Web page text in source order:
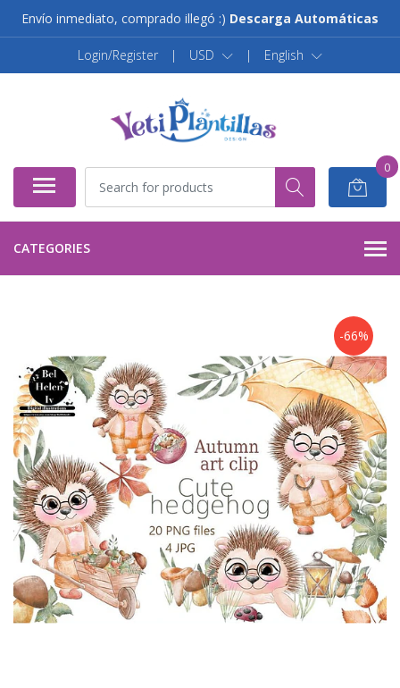
Envío inmediato, comprado illegó :) Descarga Automáticas
Login/Register | USD | English
0
CATEGORIES
-66%